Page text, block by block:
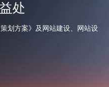
处
划方案》及网站建设、网站设